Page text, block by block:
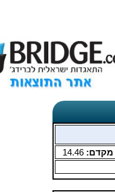
מקדם:14.46